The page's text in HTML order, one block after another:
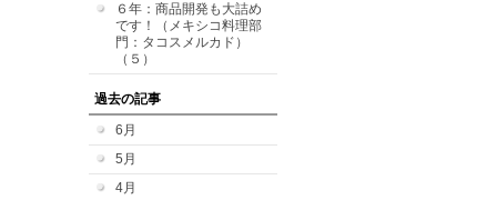
６年：商品開発も大詰め
です！（メキシコ料理部
門：タコスメルカド）
（５）
過去の記事
6月
5月
4月